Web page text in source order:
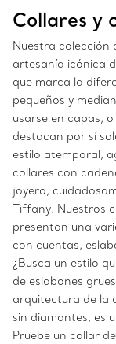
Collares y
Nuestra colección
artesanía icónica
que marca la
pequeños y
usarse en capas,
destacan por sí
estilo atemporal,
collares con
joyero,
Tiffany. Nuestros
presentan una
con cuentas,
¿Busca un estilo
de eslabones
arquitectura de la
sin diamantes, es
Pruebe un collar